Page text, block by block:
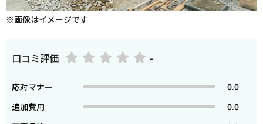
※画像はイメージです
口コミ評価 -
応対マナー
0.0
追加費用
0.0